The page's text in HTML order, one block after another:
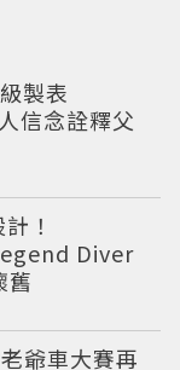
製表
信念詮釋父
！
Diver
舊
爺車大賽再